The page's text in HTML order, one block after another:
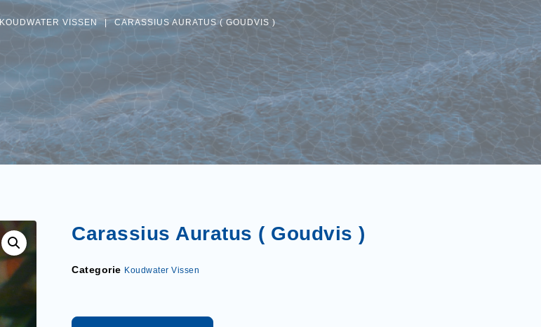
KOUDWATER VISSEN | CARASSIUS AURATUS ( GOUDVIS )
Carassius Auratus ( Goudvis )
Categorie Koudwater Vissen